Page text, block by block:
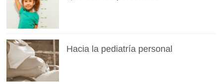
Hacia la pediatría personal